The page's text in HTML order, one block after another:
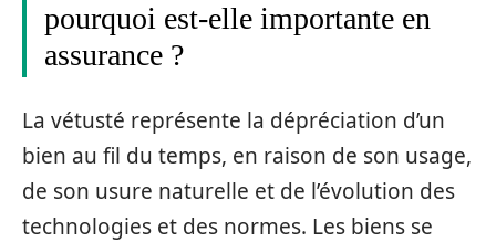
pourquoi est-elle importante en
assurance ?
La vétusté représente la dépréciation d’un
bien au fil du temps, en raison de son usage,
de son usure naturelle et de l’évolution des
technologies et des normes. Les biens se